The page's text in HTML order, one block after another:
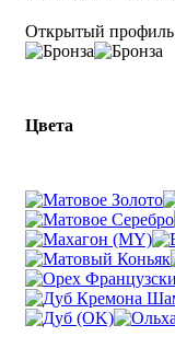
Открытый профиль
Цвета